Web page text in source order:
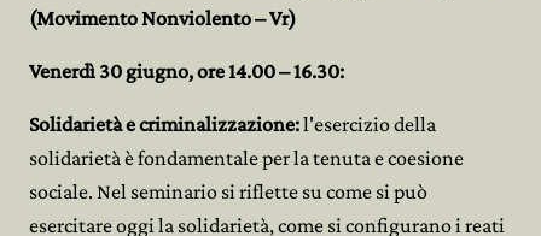
(Movimento Nonviolento – Vr)
Venerdì 30 giugno, ore 14.00 – 16.30:
Solidarietà e criminalizzazione:l'esercizio della
solidarietà è fondamentale per la tenuta e coesione
sociale. Nel seminario si riflette su come si può
esercitare oggi la solidarietà, come si configurano i reati